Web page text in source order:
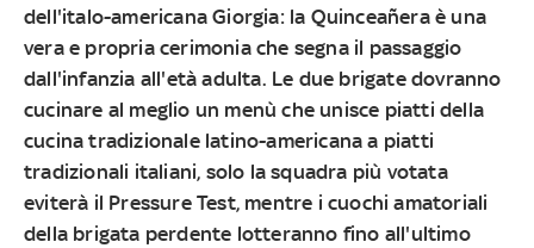
dell'italo-americana Giorgia: la Quinceañera è una
vera e propria cerimonia che segna il passaggio
dall'infanzia all'età adulta. Le due brigate dovranno
cucinare al meglio un menù che unisce piatti della
cucina tradizionale latino-americana a piatti
tradizionali italiani, solo la squadra più votata
eviterà il Pressure Test, mentre i cuochi amatoriali
della brigata perdente lotteranno fino all'ultimo